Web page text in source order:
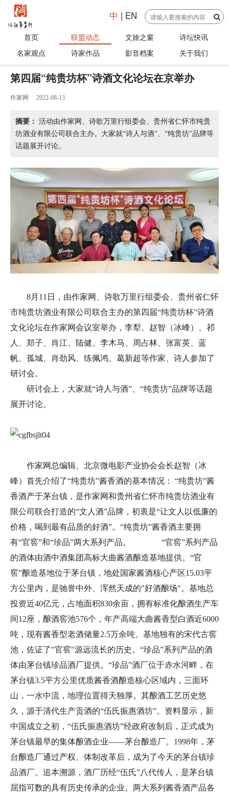
中 | EN
首页 联盟动态 文旅之窗
诗坛快讯
名家观点
诗家作品 影音档案 关于我们
第四届“纯贵坊杯”诗酒文化论坛在京举办
作家网 2022-08-13
摘要： 活动由作家网、诗歌万里行组委会、贵州省仁怀市纯贵
坊酒业有限公司联合主办。大家就“诗人与酒”、“纯贵坊”品牌等
话题展开讨论。
8月11日，由作家网、诗歌万里行组委会、贵州省仁怀
市纯贵坊酒业有限公司联合主办的第四届“纯贵坊杯”诗酒
文化论坛在作家网会议室举办，李犁、赵智（冰峰）、祁
人、郑子、肖江、陆健、李木马、周占林、张富英、蓝
帆、孤城、肖劲风、练佩鸿、葛新超等作家、诗人参加了
研讨会。
研讨会上，大家就“诗人与酒”、“纯贵坊”品牌等话题
展开讨论。
作家网总编辑、北京微电影产业协会会长赵智（冰
峰）首先介绍了“纯贵坊”酱香酒的基本情况： “纯贵坊”酱
香酒产于茅台镇，是作家网和贵州省仁怀市纯贵坊酒业有
限公司联合打造的“文人酒”品牌，初衷是“让文人以低廉的
价格，喝到最有品质的好酒”。“纯贵坊”酱香酒主要拥
有“官窖”和“珍品”两大系列产品。 “官窖”系列产品
的酒体由酒中酒集团高标大曲酱酒酿造基地提供。“官
窖”酿造基地位于茅台镇，地处国家酱酒核心产区15.03平
方公里内，是驰誉中外、浑然天成的"好酒酿场"。基地总
投资近40亿元，占地面积830余亩，拥有标准化酿酒生产车
间12座，酿酒窖池576个，年产高端大曲酱香型白酒近6000
吨，现有酱香型老酒储量2.5万余吨。基地独有的宋代古窖
池，佐证了"官窖"源远流长的历史。“珍品”系列产品的酒
体由茅台镇珍品酒厂提供。“珍品”酒厂位于赤水河畔，在
茅台镇3.5平方公里优质酱香酒酿造核心区域内，三面环
山，一水中流，地理位置得天独厚。其酿酒工艺历史悠
久，源于清代生产贡酒的“伍氏振惠酒坊”。资料显示，新
中国成立之初，“伍氏振惠酒坊”经政府改制后，正式成为
茅台镇最早的集体酿酒企业——茅台酿造厂。1998年，茅
台酿造厂通过产权、体制改革后，成为了今天的茅台镇珍
品酒厂。追本溯源，酒厂历经“伍氏”八代传人，是茅台镇
屈指可数的具有历史传承的企业。两大系列酱香酒产品各